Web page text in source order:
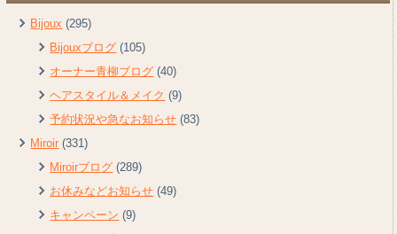
Bijoux (295)
Bijouxブログ (105)
オーナー青柳ブログ (40)
ヘアスタイル＆メイク (9)
予約状況や急なお知らせ (83)
Miroir (331)
Miroirブログ (289)
お休みなどお知らせ (49)
キャンペーン (9)